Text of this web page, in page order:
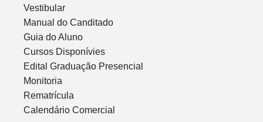
Vestibular
Manual do Canditado
Guia do Aluno
Cursos Disponívies
Edital Graduação Presencial
Monitoria
Rematrícula
Calendário Comercial